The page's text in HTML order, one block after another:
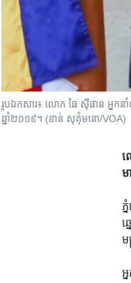
រូបឯកសារ៖ លោក ផៃ ស៊ីផាន អ្នក​នាំ
ឆ្នាំ២០១៩។ (ខាន់ សុគុំមនោ/VOA)
ល
ម
ភ្
ឆ្
ម
អ្